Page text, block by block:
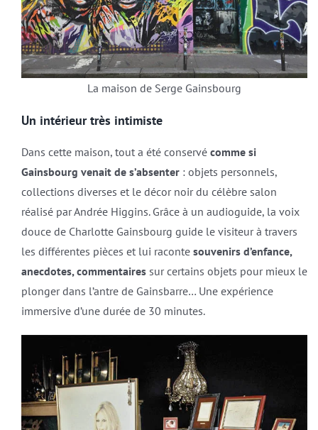
La maison de Serge Gainsbourg
Un intérieur très intimiste
Dans cette maison, tout a été conservé comme si
Gainsbourg venait de s’absenter: objets personnels,
collections diverses et le décor noir du célèbre salon
réalisé par Andrée Higgins. Grâce à un audioguide, la voix
douce de Charlotte Gainsbourg guide le visiteur à travers
les différentes pièces et lui raconte souvenirs d’enfance,
anecdotes, commentairessur certains objets pour mieux le
plonger dans l’antre de Gainsbarre… Une expérience
immersive d’une durée de 30 minutes.